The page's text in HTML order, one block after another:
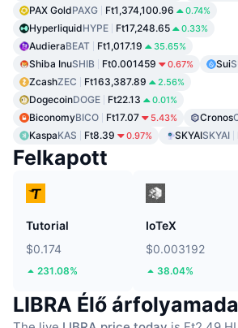
PAX GoldPAXG Ft1,374,100.96 0.74%
HyperliquidHYPE Ft17,248.65 0.33%
AudieraBEAT Ft1,017.19 35.65%
Shiba InuSHIB Ft0.001459 0.67% Sui
ZcashZEC Ft163,387.89 2.56%
DogecoinDOGE Ft22.13 0.01%
BiconomyBICO Ft17.07 5.43% Cronos
KaspaKAS Ft8.39 0.97% SKYAISKYAI
Felkapott
Tutorial
$0.174
231.08%
IoTeX
$0.003192
38.04%
LIBRA Élő